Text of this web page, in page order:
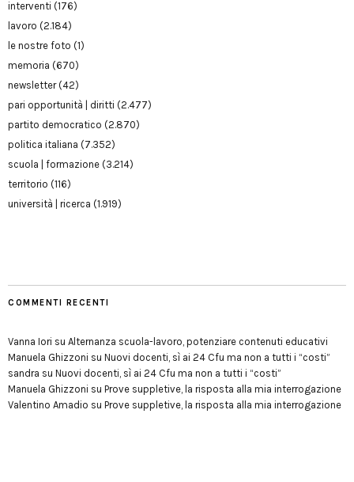
interventi (176)
lavoro (2.184)
le nostre foto (1)
memoria (670)
newsletter(42)
pari opportunità | diritti (2.477)
partito democratico (2.870)
politica italiana (7.352)
scuola | formazione (3.214)
territorio (116)
università | ricerca (1.919)
COMMENTI RECENTI
Vanna Iori su Alternanza scuola-lavoro, potenziare contenuti educativi
Manuela Ghizzoni su Nuovi docenti, sì ai 24 Cfu ma non a tutti i “costi”
sandra su Nuovi docenti, sì ai 24 Cfu ma non a tutti i “costi”
Manuela Ghizzoni su Prove suppletive, la risposta alla mia interrogazione
Valentino Amadio su Prove suppletive, la risposta alla mia interrogazione